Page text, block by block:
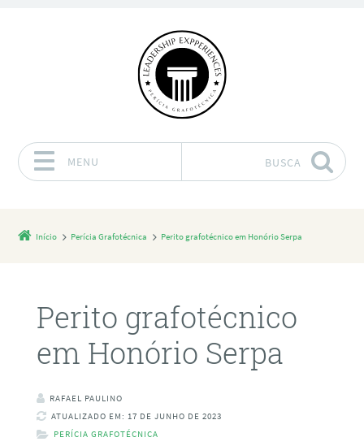
MENU BUSCA
Início Perícia Grafotécnica Perito grafotécnico em Honório Serpa
Perito grafotécnico
em Honório Serpa
RAFAEL PAULINO
ATUALIZADO EM: 17 DE JUNHO DE 2023
PERÍCIA GRAFOTÉCNICA